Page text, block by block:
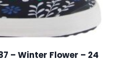
– Winter Flower – 24